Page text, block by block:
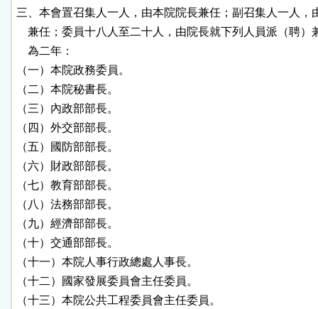
三、本會置召集人一人，由本院院長兼任；副召集人一人，
兼任；委員十八人至二十人，由院長就下列人員派（聘）
    為二年：
（一）本院政務委員。
（二）本院秘書長。
（三）內政部部長。
（四）外交部部長。
（五）國防部部長。
（六）財政部部長。
（七）教育部部長。
（八）法務部部長。
（九）經濟部部長。
（十）交通部部長。
（十一）本院人事行政總處人事長。
（十二）國家發展委員會主任委員。
（十三）本院公共工程委員會主任委員。